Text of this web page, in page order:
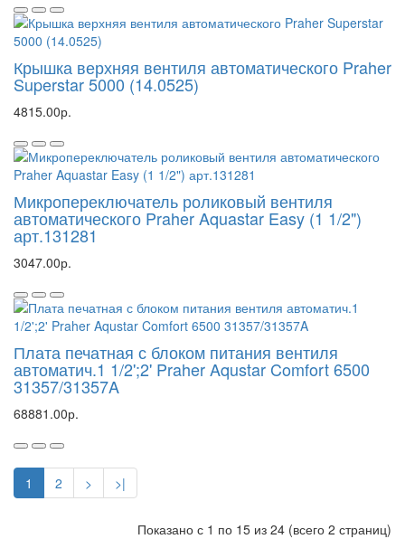
Крышка верхняя вентиля автоматического Praher
Superstar 5000 (14.0525)
4815.00р.
Микропереключатель роликовый вентиля
автоматического Praher Aquastar Easy (1 1/2")
арт.131281
3047.00р.
Плата печатная с блоком питания вентиля
автоматич.1 1/2';2' Praher Aqustar Comfort 6500
31357/31357A
68881.00р.
1 2 > >|
Показано с 1 по 15 из 24 (всего 2 страниц)